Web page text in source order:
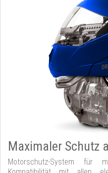
Maximaler Schutz
Motorschutz-System für